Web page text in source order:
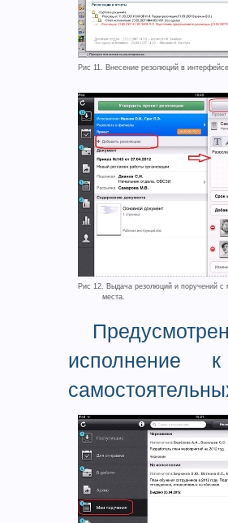
Рис 11. Внесение резолюций в
Рис 12. Выдача резолюций и поручений с
места.
исполнение